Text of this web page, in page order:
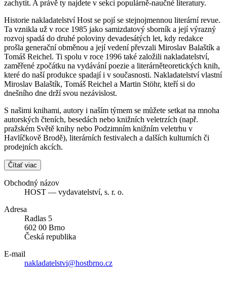
zachytit. A právě ty najdete v sekci populárně-naučné literatury.
Historie nakladatelství Host se pojí se stejnojmennou literární revue.
Ta vznikla už v roce 1985 jako samizdatový sborník a její výrazný
rozvoj spadá do druhé poloviny devadesátých let, kdy redakce
prošla generační obměnou a její vedení převzali Miroslav Balaštík a
Tomáš Reichel. Ti spolu v roce 1996 také založili nakladatelství,
zaměřené zpočátku na vydávání poezie a literárněteoretických knih,
které do naší produkce spadají i v současnosti. Nakladatelství vlastní
Miroslav Balaštík, Tomáš Reichel a Martin Stöhr, kteří si do
dnešního dne drží svou nezávislost.
S našimi knihami, autory i naším týmem se můžete setkat na mnoha
autorských čteních, besedách nebo knižních veletrzích (např.
pražském Světě knihy nebo Podzimním knižním veletrhu v
Havlíčkově Brodě), literárních festivalech a dalších kulturních či
prodejních akcích.
Čítať viac
Obchodný názov
HOST — vydavatelství, s. r. o.
Adresa
Radlas 5
602 00 Brno
Česká republika
E-mail
nakladatelstvi@hostbrno.cz